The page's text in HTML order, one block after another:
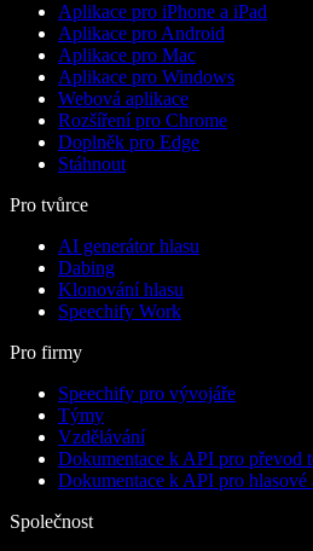
Aplikace pro iPhone a iPad
Aplikace pro Android
Aplikace pro Mac
Aplikace pro Windows
Webová aplikace
Rozšíření pro Chrome
Doplněk pro Edge
Stáhnout
Pro tvůrce
AI generátor hlasu
Dabing
Klonování hlasu
Speechify Work
Pro firmy
Speechify pro vývojáře
Týmy
Vzdělávání
Dokumentace k API pro převod
Dokumentace k API pro hlasové
Společnost